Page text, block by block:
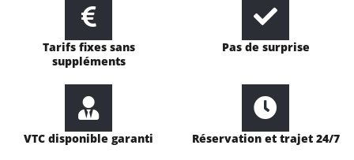
Tarifs fixes sans
suppléments
Pas de surprise
VTC disponible garanti Réservation et trajet 24/7